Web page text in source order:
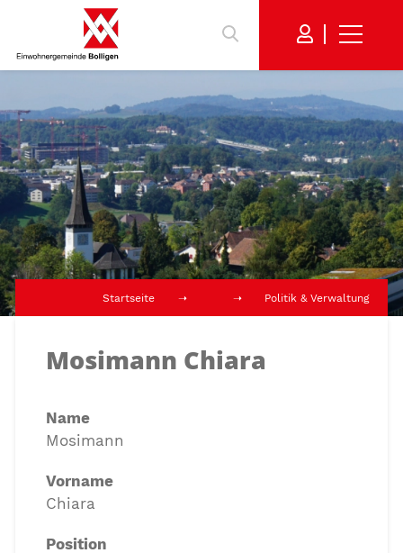
Startseite Politik & Verwaltung
Mosimann Chiara
Name
Mosimann
Vorname
Chiara
Position